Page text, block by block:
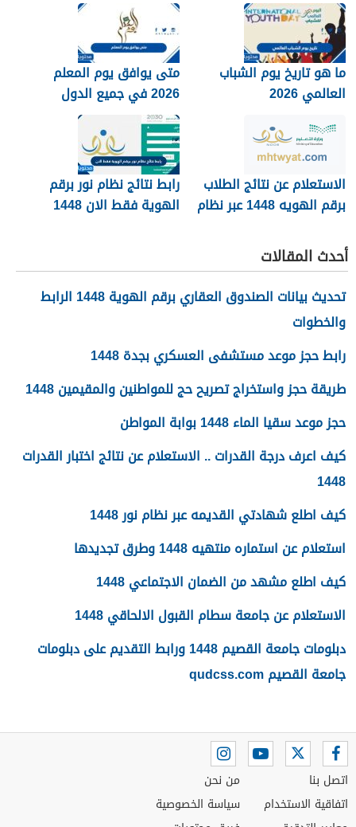
ما هو تاريخ يوم الشباب
العالمي 2026
متى يوافق يوم المعلم
2026 في جميع الدول
العربية
الاستعلام عن نتائج الطلاب
برقم الهويه 1448 عبر نظام
رابط نتائج نظام نور برقم
الهوية فقط الان 1448
أحدث المقالات
تحديث بيانات الصندوق العقاري برقم الهوية 1448 الرابط
والخطوات
رابط حجز موعد مستشفى العسكري بجدة 1448
طريقة حجز واستخراج تصريح حج للمواطنين والمقيمين 1448
حجز موعد سقيا الماء 1448 بوابة المواطن
كيف اعرف درجة القدرات .. الاستعلام عن نتائج اختبار القدرات
1448
كيف اطلع شهادتي القديمه عبر نظام نور 1448
استعلام عن استماره منتهيه 1448 وطرق تجديدها
كيف اطلع مشهد من الضمان الاجتماعي 1448
الاستعلام عن جامعة سطام القبول الالحاقي 1448
دبلومات جامعة القصيم 1448 ورابط التقديم على دبلومات
جامعة القصيم qudcss.com
اتصل بنا
اتفاقية الاستخدام
من نحن
سياسة الخصوصية